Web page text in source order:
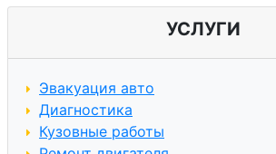
УСЛУГИ
Эвакуация авто
Диагностика
Кузовные работы